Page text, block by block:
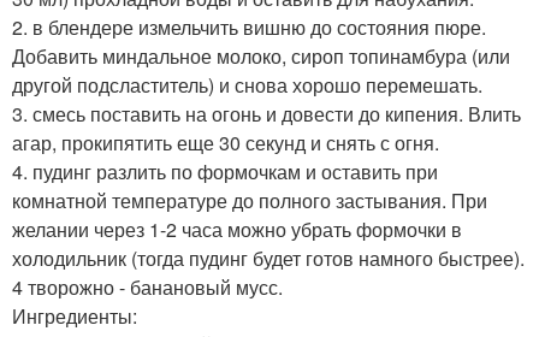
2. в блендере измельчить вишню до состояния пюре.
Добавить миндальное молоко, сироп топинамбура (или
другой подсластитель) и снова хорошо перемешать.
3. смесь поставить на огонь и довести до кипения. Влить
агар, прокипятить еще 30 секунд и снять с огня.
4. пудинг разлить по формочкам и оставить при
комнатной температуре до полного застывания. При
желании через 1-2 часа можно убрать формочки в
холодильник (тогда пудинг будет готов намного быстрее).
4 творожно - банановый мусс.
Ингредиенты: